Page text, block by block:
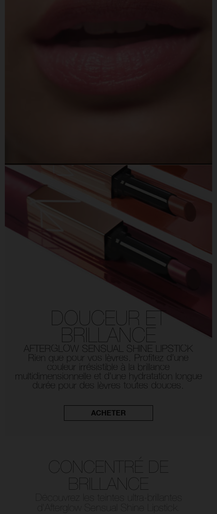
DOUCEUR ET
BRILLANCE
AFTERGLOW SENSUAL SHINE LIPSTICK
Rien que pour vos lèvres. Profitez d’une
couleur irrésistible à la brillance
multidimensionnelle et d’une hydratation longue
durée pour des lèvres toutes douces.
ACHETER
CONCENTRÉ DE
BRILLANCE
Découvrez les teintes ultra-brillantes
d’Afterglow Sensual Shine Lipstick.